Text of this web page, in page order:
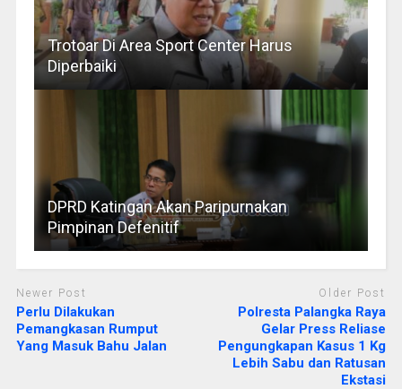
Trotoar Di Area Sport Center Harus
Diperbaiki
DPRD Katingan Akan Paripurnakan
Pimpinan Defenitif
Newer Post
Perlu Dilakukan
Pemangkasan Rumput
Yang Masuk Bahu Jalan
Older Post
Polresta Palangka Raya
Gelar Press Reliase
Pengungkapan Kasus 1 Kg
Lebih Sabu dan Ratusan
Ekstasi